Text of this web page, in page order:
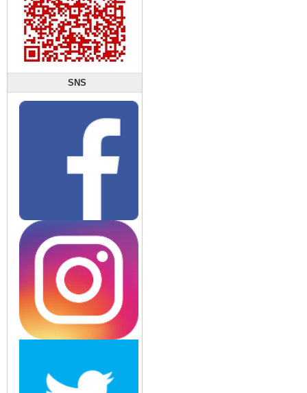
SNS